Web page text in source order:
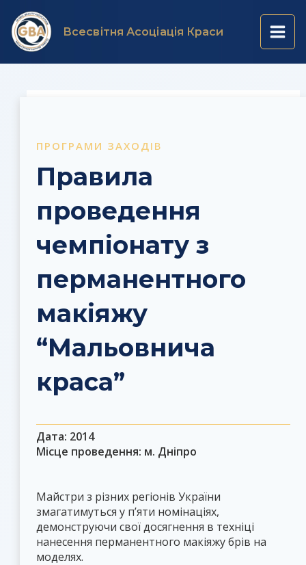
Перейти
до
вмісту
Всесвітня Асоціація Краси
Main
ПРОГРАМИ ЗАХОДІВ
Правила
проведення
чемпіонату з
перманентного
макіяжу
“Мальовнича
краса”
Дата: 2014
Місце проведення: м. Дніпро
Майстри з різних регіонів України
змагатимуться у п’яти номінаціях,
демонструючи свої досягнення в техніці
нанесення перманентного макіяжу брів на
моделях.
Навігація
по
запису